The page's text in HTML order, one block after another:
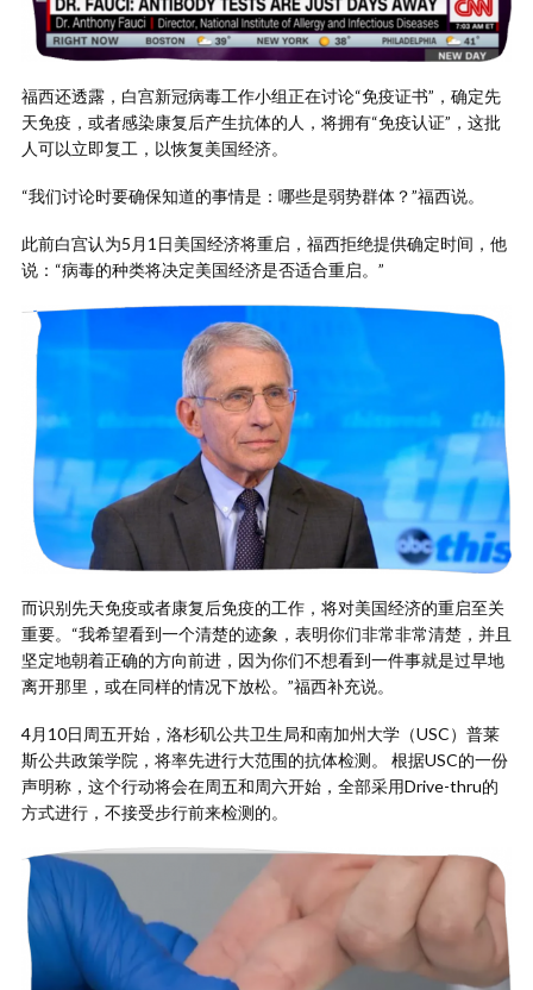
福西还透露，白宫新冠病毒工作小组正在讨论“免疫证书”，确定先
天免疫，或者感染康复后产生抗体的人，将拥有“免疫认证”，这批
人可以立即复工，以恢复美国经济。
“我们讨论时要确保知道的事情是：哪些是弱势群体？”福西说。
此前白宫认为5月1日美国经济将重启，福西拒绝提供确定时间，他
说：“病毒的种类将决定美国经济是否适合重启。”
而识别先天免疫或者康复后免疫的工作，将对美国经济的重启至关
重要。“我希望看到一个清楚的迹象，表明你们非常非常清楚，并且
坚定地朝着正确的方向前进，因为你们不想看到一件事就是过早地
离开那里，或在同样的情况下放松。”福西补充说。
4月10日周五开始，洛杉矶公共卫生局和南加州大学（USC）普莱
斯公共政策学院，将率先进行大范围的抗体检测。 根据USC的一份
声明称，这个行动将会在周五和周六开始，全部采用Drive-thru的
方式进行，不接受步行前来检测的。